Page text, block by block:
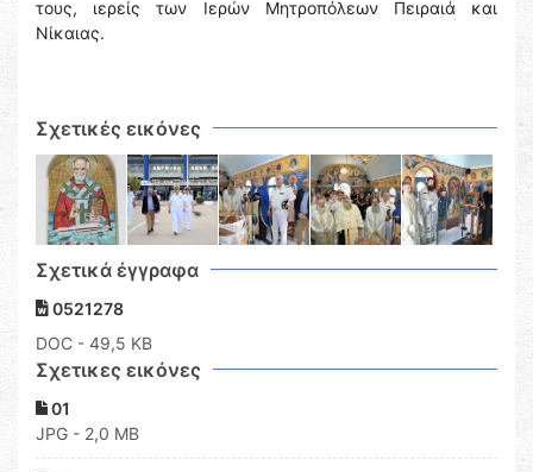
τους, ιερείς των Ιερών Μητροπόλεων Πειραιά και
Νίκαιας.
Σχετικές εικόνες
Σχετικά έγγραφα
0521278
DOC - 49,5 KB
Σχετικες εικόνες
01
JPG - 2,0 MB